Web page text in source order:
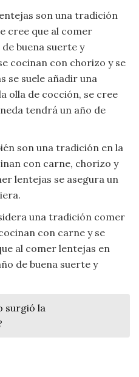
son una tradición
cree que al comer
buena suerte y
cocinan con chorizo y se
se suele añadir una
olla de cocción, se cree
tendrá un año de
son una tradición en la
con carne, chorizo y
lentejas se asegura un
una tradición comer
con carne y se
al comer lentejas en
de buena suerte y
surgió la